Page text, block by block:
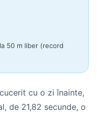
50 m liber (record
cu o zi înainte,
de 21,82 secunde, o